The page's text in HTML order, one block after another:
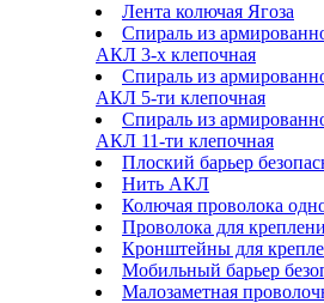
Лента колючая Ягоза
Спираль из
АКЛ 3-х клепочная
Спираль из
АКЛ 5-ти клепочная
Спираль из
АКЛ 11-ти клепочная
Плоский барьер
Нить АКЛ
Колючая проволока
Проволока для
Кронштейны для
Мобильный барьер
Малозаметная